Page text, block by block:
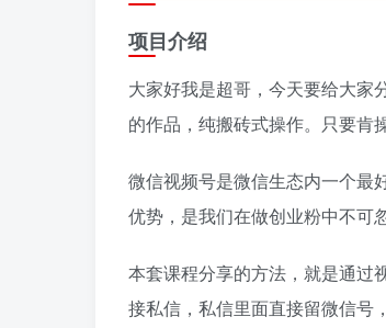
项目介绍
大家好我是超哥，今天要给大家
的作品，纯搬砖式操作。只要肯
微信视频号是微信生态内一个最
优势，是我们在做创业粉中不可
本套课程分享的方法，就是通过
接私信，私信里面直接留微信号